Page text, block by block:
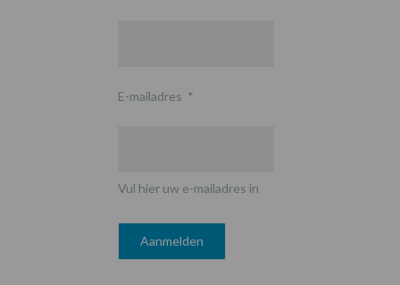
E-mailadres *
Vul hier uw e-mailadres in